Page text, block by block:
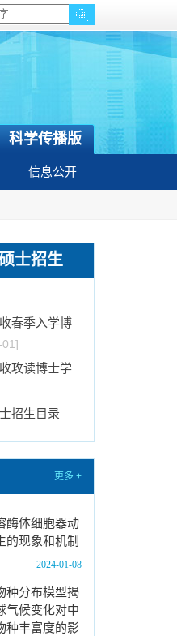
科学传播版
信息公开
士招生
物馆文创商店
春季入学博
攻读博士学
招生目录
成就奖的拟
生放弃拟录
度国家科学
物馆文创商店
更多 +
酶体细胞器动
的现象和机制
2024-01-08
种分布模型揭
气候变化对中
种丰富度的影